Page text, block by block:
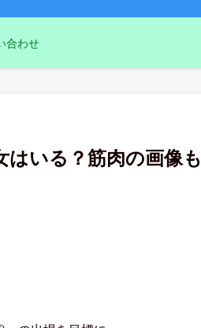
合わせ
いる？筋肉の画像も